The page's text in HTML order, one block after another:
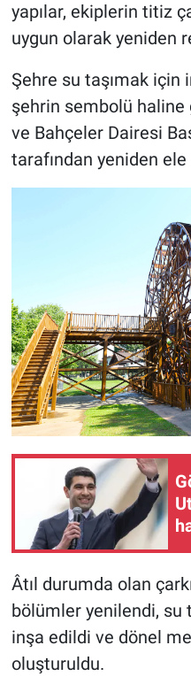
yapılar, ekiplerin titiz
uygun olarak yeniden
Şehre su taşımak için
şehrin sembolü haline
ve Bahçeler Dairesi
tarafından yeniden ele
Âtıl durumda olan
bölümler yenilendi, su
inşa edildi ve dönel
oluşturuldu.